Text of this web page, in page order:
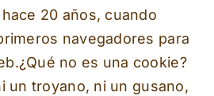
20 años, cuando
navegadores para
no es una cookie?
un troyano, ni un gusano,